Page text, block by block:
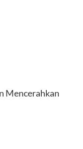
Mencerahkan